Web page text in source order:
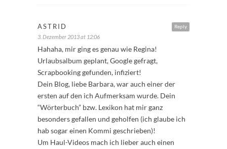
Reply
ASTRID
3. Dezember 2013 at 12:06
Hahaha, mir ging es genau wie Regina!
Urlaubsalbum geplant, Google gefragt,
Scrapbooking gefunden, infiziert!
Dein Blog, liebe Barbara, war auch einer der
ersten auf den ich Aufmerksam wurde. Dein
“Wörterbuch” bzw. Lexikon hat mir ganz
besonders gefallen und geholfen (ich glaube ich
hab sogar einen Kommi geschrieben)!
Um Haul-Videos mach ich lieber auch einen